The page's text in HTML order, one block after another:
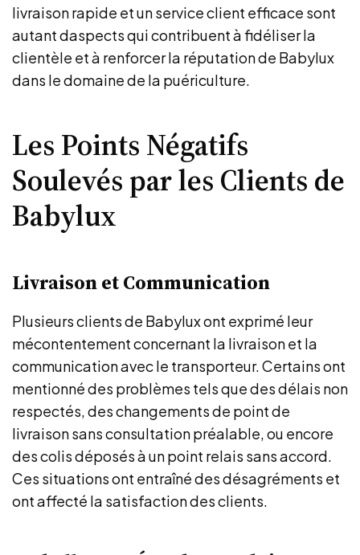
livraison rapide et un service client efficace sont
autant daspects qui contribuent à fidéliser la
clientèle et à renforcer la réputation de Babylux
dans le domaine de la puériculture.
Les Points Négatifs
Soulevés par les Clients de
Babylux
Livraison et Communication
Plusieurs clients de Babylux ont exprimé leur
mécontentement concernant la livraison et la
communication avec le transporteur. Certains ont
mentionné des problèmes tels que des délais non
respectés, des changements de point de
livraison sans consultation préalable, ou encore
des colis déposés à un point relais sans accord.
Ces situations ont entraîné des désagréments et
ont affecté la satisfaction des clients.